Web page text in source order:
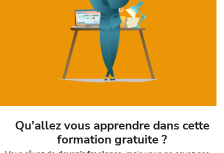
Qu'allez vous apprendre dans cette
formation gratuite ?